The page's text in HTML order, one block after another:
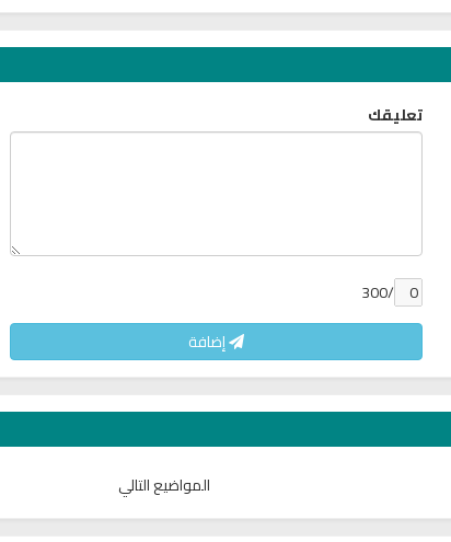
تعليقك
/300
إضافة
المواضيع التالي